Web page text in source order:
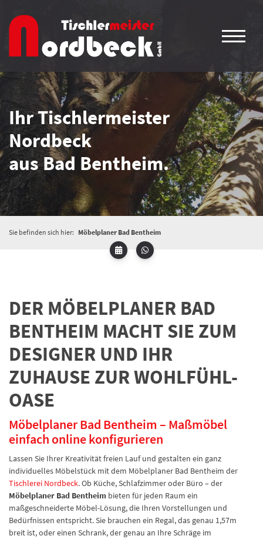
Ihr Tischlermeister
Nordbeck
aus Bad Bentheim.
Sie befinden sich hier: Möbelplaner Bad Bentheim
DER MÖBELPLANER BAD
BENTHEIM MACHT SIE ZUM
DESIGNER UND IHR
ZUHAUSE ZUR WOHLFÜHL-
OASE
Möbelplaner Bad Bentheim – Maßmöbel
einfach online konfigurieren
Lassen Sie Ihrer Kreativität freien Lauf und gestalten ein ganz
individuelles Möbelstück mit dem Möbelplaner Bad Bentheim der
Tischlerei Nordbeck. Ob Küche, Schlafzimmer oder Büro – der
Möbelplaner Bad Bentheim bieten für jeden Raum ein
maßgeschneiderte Möbel-Lösung, die Ihren Vorstellungen und
Bedürfnissen entspricht. Sie brauchen ein Regal, das genau 1,57m
breit ist, oder einen Schrank, der genau an Ihre Schräge im